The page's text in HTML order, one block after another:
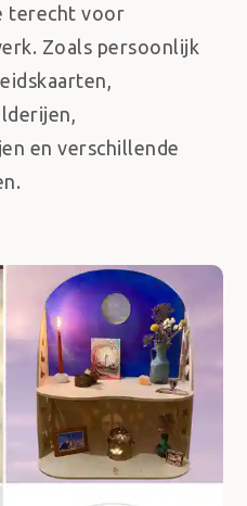
terecht voor
Zoals persoonlijk
en verschillende